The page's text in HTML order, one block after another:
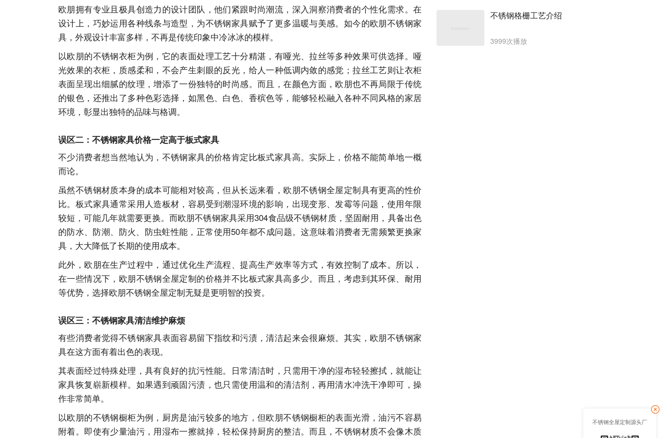
欧朋拥有专业且极具创造力的设计团队，他们紧跟时尚潮流，深入洞察消费者的个性化需求。在
设计上，巧妙运用各种线条与造型，为不锈钢家具赋予了更多温暖与美感。如今的欧朋不锈钢家
具，外观设计丰富多样，不再是传统印象中冷冰冰的模样。
以欧朋的不锈钢衣柜为例，它的表面处理工艺十分精湛，有哑光、拉丝等多种效果可供选择。哑
光效果的衣柜，质感柔和，不会产生刺眼的反光，给人一种低调内敛的感觉；拉丝工艺则让衣柜
表面呈现出细腻的纹理，增添了一份独特的时尚感。而且，在颜色方面，欧朋也不再局限于传统
的银色，还推出了多种色彩选择，如黑色、白色、香槟色等，能够轻松融入各种不同风格的家居
环境，彰显出独特的品味与格调。
误区二：不锈钢家具价格一定高于板式家具
不少消费者想当然地认为，不锈钢家具的价格肯定比板式家具高。实际上，价格不能简单地一概
而论。
虽然不锈钢材质本身的成本可能相对较高，但从长远来看，欧朋不锈钢全屋定制具有更高的性价
比。板式家具通常采用人造板材，容易受到潮湿环境的影响，出现变形、发霉等问题，使用年限
较短，可能几年就需要更换。而欧朋不锈钢家具采用304食品级不锈钢材质，坚固耐用，具备出色
的防水、防潮、防火、防虫蛀性能，正常使用50年都不成问题。这意味着消费者无需频繁更换家
具，大大降低了长期的使用成本。
此外，欧朋在生产过程中，通过优化生产流程、提高生产效率等方式，有效控制了成本。所以，
在一些情况下，欧朋不锈钢全屋定制的价格并不比板式家具高多少。而且，考虑到其环保、耐用
等优势，选择欧朋不锈钢全屋定制无疑是更明智的投资。
误区三：不锈钢家具清洁维护麻烦
有些消费者觉得不锈钢家具表面容易留下指纹和污渍，清洁起来会很麻烦。其实，欧朋不锈钢家
具在这方面有着出色的表现。
其表面经过特殊处理，具有良好的抗污性能。日常清洁时，只需用干净的湿布轻轻擦拭，就能让
家具恢复崭新模样。如果遇到顽固污渍，也只需使用温和的清洁剂，再用清水冲洗干净即可，操
作非常简单。
以欧朋的不锈钢橱柜为例，厨房是油污较多的地方，但欧朋不锈钢橱柜的表面光滑，油污不容易
附着。即使有少量油污，用湿布一擦就掉，轻松保持厨房的整洁。而且，不锈钢材质不会像木质
不锈钢格栅工艺介绍
3999次播放
不锈钢全屋定制源头厂